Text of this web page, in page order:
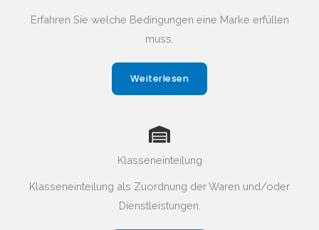
Erfahren Sie welche Bedingungen eine Marke erfüllen
muss.
Weiterlesen
Klasseneinteilung
Klasseneinteilung als Zuordnung der Waren und/oder
Dienstleistungen.